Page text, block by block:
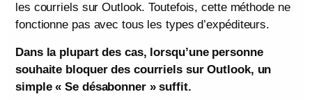
les courriels sur Outlook. Toutefois, cette méthode ne
fonctionne pas avec tous les types d’expéditeurs.
Dans la plupart des cas, lorsqu’une personne
souhaite bloquer des courriels sur Outlook, un
simple « Se désabonner » suffit.